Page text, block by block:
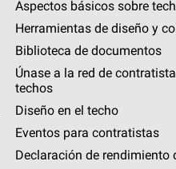
Aspectos básicos sobre
Herramientas de diseño y
Biblioteca de documentos
Únase a la red de
techos
Diseño en el techo
Eventos para contratistas
Declaración de rendimiento